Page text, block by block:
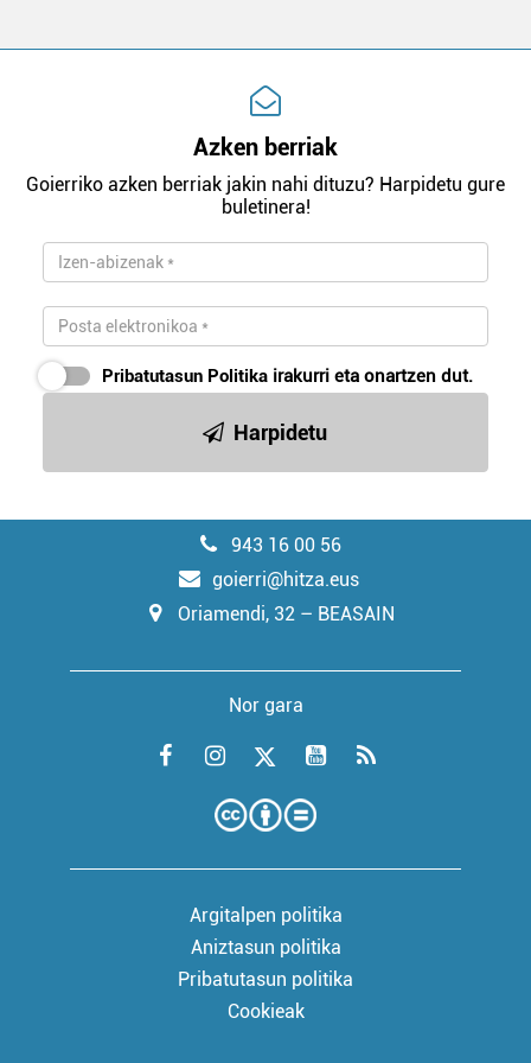
Azken berriak
Goierriko azken berriak jakin nahi dituzu? Harpidetu gure
buletinera!
Pribatutasun Politika irakurri eta onartzen dut.
Harpidetu
943 16 00 56
goierri@hitza.eus
Oriamendi, 32 – BEASAIN
Nor gara
Argitalpen politika
Aniztasun politika
Pribatutasun politika
Cookieak